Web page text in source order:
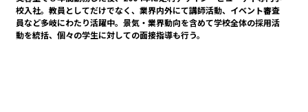
校入社。教員としてだけでなく、業界内外にて講師活動、イベント審査
員など多岐にわたり活躍中。景気・業界動向を含めて学校全体の採用活
動を統括、個々の学生に対しての面接指導も行う。